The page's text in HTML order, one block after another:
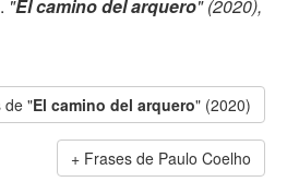
"El camino del arquero" (2020),
de "El camino del arquero" (2020)
Frases de Paulo Coelho